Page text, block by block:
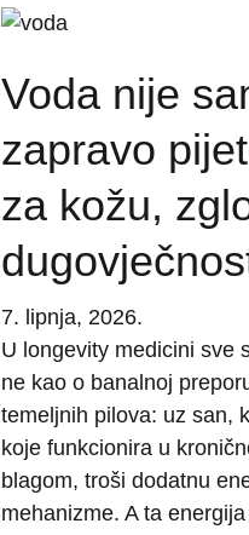
Voda nije
zapravo
za kožu,
7. lipnja, 2026.
U longevity medicini sve
ne kao o banalnoj
temeljnih pilova: uz san,
koje funkcionira u
blagom, troši dodatnu
mehanizme. A ta